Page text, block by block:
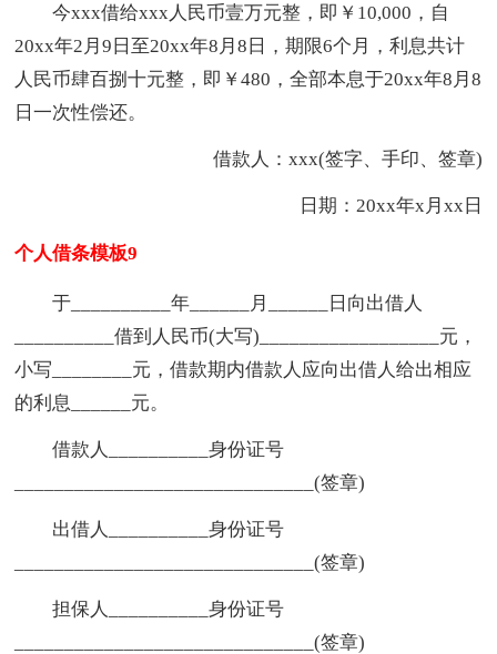
今xxx借给xxx人民币壹万元整，即￥10,000，自
20xx年2月9日至20xx年8月8日，期限6个月，利息共计
人民币肆百捌十元整，即￥480，全部本息于20xx年8月8
日一次性偿还。
借款人：xxx(签字、手印、签章)
日期：20xx年x月xx日
个人借条模板9
于__________年______月______日向出借人
__________借到人民币(大写)__________________元，
小写________元，借款期内借款人应向出借人给出相应
的利息______元。
借款人__________身份证号
______________________________(签章)
出借人__________身份证号
______________________________(签章)
担保人__________身份证号
______________________________(签章)